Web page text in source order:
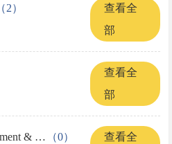
（2）
查看全
部
查看全
部
辦公設備用品 Office Equipment & Supplies （0）
查看全